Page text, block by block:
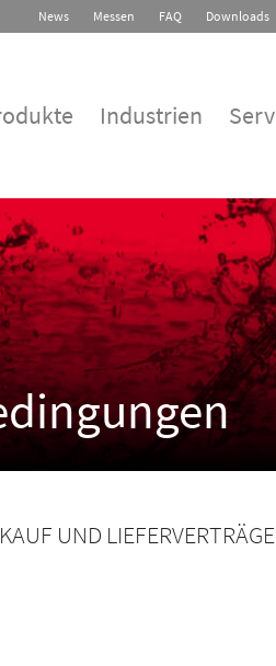
News Messen FAQ Downloads
Industrien
UND LIEFERVERTRÄGE